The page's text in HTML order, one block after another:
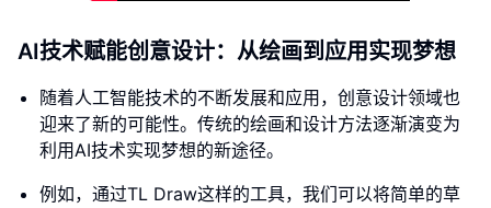
AI技术赋能创意设计：从绘画到应用实现梦想
随着人工智能技术的不断发展和应用，创意设计领域也
迎来了新的可能性。传统的绘画和设计方法逐渐演变为
利用AI技术实现梦想的新途径。
例如，通过TL Draw这样的工具，我们可以将简单的草